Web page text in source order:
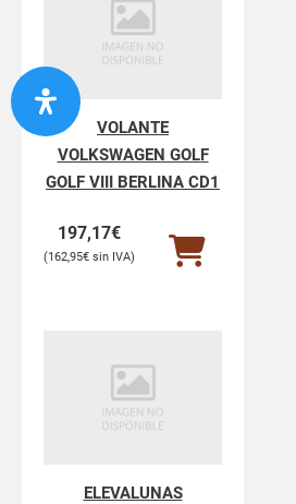
VOLANTE
VOLKSWAGEN GOLF
GOLF VIII BERLINA CD1
197,17€
162,95€
ELEVALUNAS